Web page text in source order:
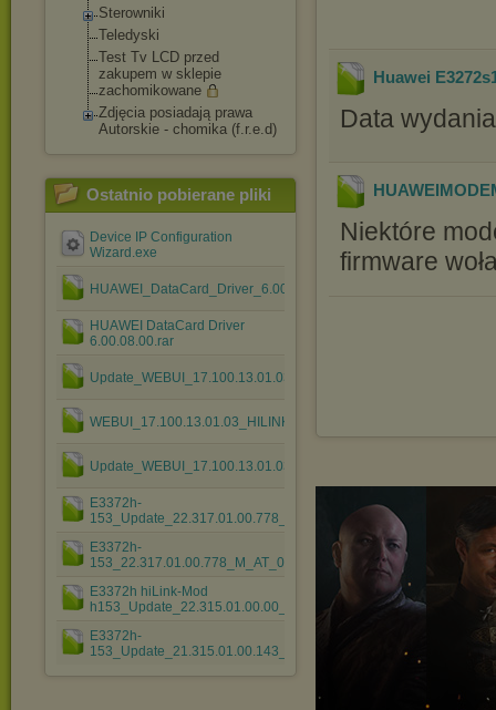
Sterowniki
Teledyski
Test Tv LCD przed
zakupem w sklepie
zachomikowane
Zdjęcia posiadają prawa
Autorskie - chomika (f.r.e.d)
Ostatnio pobierane pliki
Device IP Configuration
Wizard.exe
HUAWEI_DataCard_Driver_6.00.08.00.rar
HUAWEI DataCard Driver
6.00.08.00.rar
Update_WEBUI_17.100.13.01.03_HILINK_Mod1.4.rar
WEBUI_17.100.13.01.03_HILINK_Mod1.0.rar
Update_WEBUI_17.100.13.01.03_HILINK_Mod1.3.rar
E3372h-
153_Update_22.317.01.00.778_M_01.rar
E3372h-
153_22.317.01.00.778_M_AT_05ap_17.100.13.01.03_....rar
E3372h hiLink-Mod
h153_Update_22.315.01.00.00_M_AT_05.rar
E3372h-
153_Update_21.315.01.00.143_M_01.rar
Huawei
Data
Niektóre
firmware